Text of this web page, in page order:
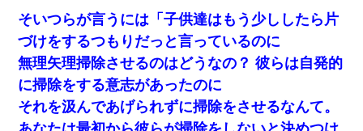
そいつらが言うには「子供達はもう少ししたら片
づけをするつもりだっと言っているのに
無理矢理掃除させるのはどうなの？ 彼らは自発的
に掃除をする意志があったのに
それを汲んであげられずに掃除をさせるなんて。